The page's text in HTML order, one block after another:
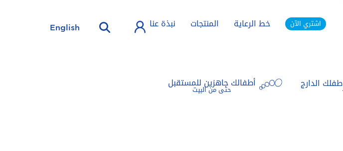
اشتري الآن خط الرعاية المنتجات نبذة عنا English
طفلك الدارج أطفالك جاهزين للمستقبل
حتى من البيت